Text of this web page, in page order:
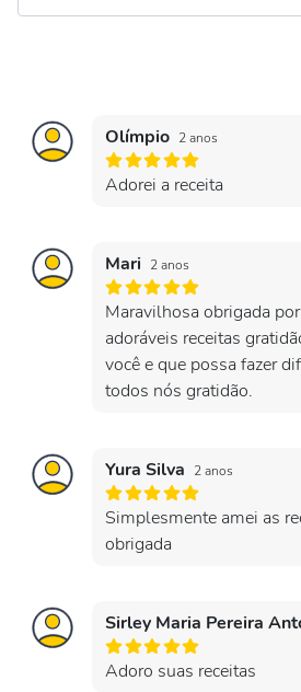
Olímpio 2 anos
Adorei a receita
Mari 2 anos
Maravilhosa obrigada
adoráveis receitas
você e que possa fazer
todos nós gratidão.
Yura Silva 2 anos
Simplesmente amei as
obrigada
Sirley Maria Pereira
Adoro suas receitas